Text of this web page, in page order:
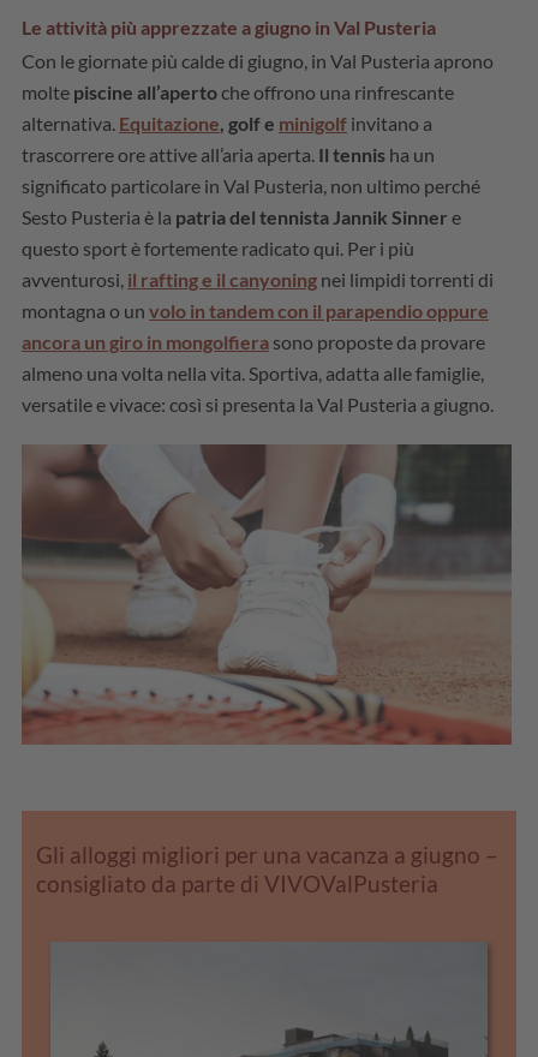
Le attività più apprezzate a giugno in Val Pusteria
Con le giornate più calde di giugno, in Val Pusteria aprono
molte piscine all’apertoche offrono una rinfrescante
alternativa. Equitazione , golf e minigolf invitano a
trascorrere ore attive all’aria aperta. Il tennis ha un
significato particolare in Val Pusteria, non ultimo perché
Sesto Pusteria è la patria del tennista Jannik Sinner e
questo sport è fortemente radicato qui. Per i più
avventurosi, il rafting e il canyoning nei limpidi torrenti di
montagna o un volo in tandem con il parapendio oppure
ancora un giro in mongolfiera sono proposte da provare
almeno una volta nella vita. Sportiva, adatta alle famiglie,
versatile e vivace: così si presenta la Val Pusteria a giugno.
Gli alloggi migliori per una vacanza a giugno –
consigliato da parte di VIVOValPusteria